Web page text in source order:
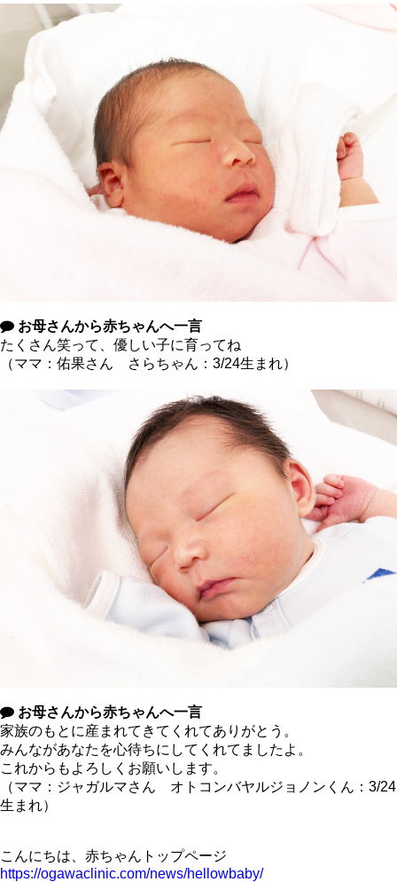
お母さんから赤ちゃんへ一言
たくさん笑って、優しい子に育ってね
（ママ：佑果さん さらちゃん：3/24生まれ）
お母さんから赤ちゃんへ一言
家族のもとに産まれてきてくれてありがとう。
みんながあなたを心待ちにしてくれてましたよ。
これからもよろしくお願いします。
（ママ：ジャガルマさん オトコンバヤルジョノンくん：3/24
生まれ）
こんにちは、赤ちゃんトップページ
https://ogawaclinic.com/news/hellowbaby/